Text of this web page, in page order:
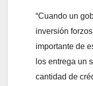
“Cuando un
inversión
importante de
los entrega un
cantidad de